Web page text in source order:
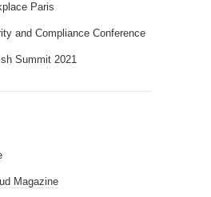
Paris
and Compliance Conference
Summit 2021
Magazine